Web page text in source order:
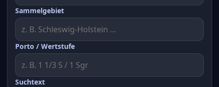
Sammelgebiet
Porto / Wertstufe
Suchtext